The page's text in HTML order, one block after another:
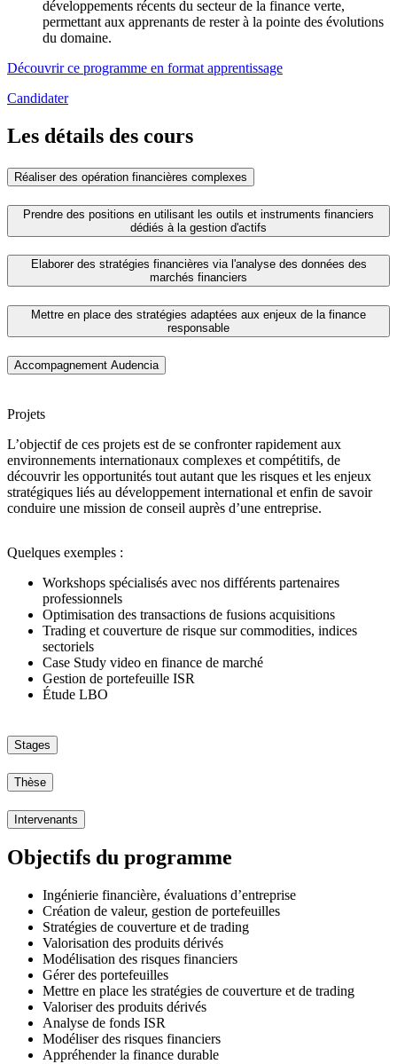
développements récents du secteur de la finance verte,
permettant aux apprenants de rester à la pointe des évolutions
du domaine.
Découvrir ce programme en format apprentissage
Candidater
Les détails des cours
Réaliser des opération financières complexes
Prendre des positions en utilisant les outils et instruments financiers
dédiés à la gestion d'actifs
Elaborer des stratégies financières via l'analyse des données des
marchés financiers
Mettre en place des stratégies adaptées aux enjeux de la finance
responsable
Accompagnement Audencia
Projets
L’objectif de ces projets est de se confronter rapidement aux
environnements internationaux complexes et compétitifs, de
découvrir les opportunités tout autant que les risques et les enjeux
stratégiques liés au développement international et enfin de savoir
conduire une mission de conseil auprès d’une entreprise.
Quelques exemples :
Workshops spécialisés avec nos différents partenaires
professionnels
Optimisation des transactions de fusions acquisitions
Trading et couverture de risque sur commodities, indices
sectoriels
Case Study video en finance de marché
Gestion de portefeuille ISR
Étude LBO
Stages
Thèse
Intervenants
Objectifs du programme
Ingénierie financière, évaluations d’entreprise
Création de valeur, gestion de portefeuilles
Stratégies de couverture et de trading
Valorisation des produits dérivés
Modélisation des risques financiers
Gérer des portefeuilles
Mettre en place les stratégies de couverture et de trading
Valoriser des produits dérivés
Analyse de fonds ISR
Modéliser des risques financiers
Appréhender la finance durable